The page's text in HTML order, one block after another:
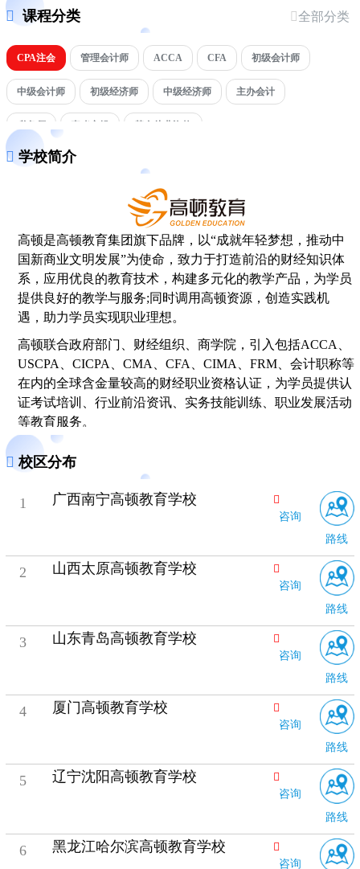
课程分类 全部分类
CPA注会 管理会计师 ACCA CFA 初级会计师
中级会计师 初级经济师 中级经济师 主办会计
税务师 真账实操 基金从业资格
学校简介
高顿是高顿教育集团旗下品牌，以“成就年轻梦想，推动中
国新商业文明发展”为使命，致力于打造前沿的财经知识体
系，应用优良的教育技术，构建多元化的教学产品，为学员
提供良好的教学与服务;同时调用高顿资源，创造实践机
遇，助力学员实现职业理想。
高顿联合政府部门、财经组织、商学院，引入包括ACCA、
USCPA、 CICPA CMA
、CFA、CIMA、FRM、会计职称等
在内的全球含金量较高的财经职业资格认证，为学员提供认
证考试培训、行业前沿资讯、实务技能训练、职业发展活动
等教育服务。
高顿创建财经职业认证研究院，摸索中
有深厚学术功底和丰富工作经验的全职讲师团队，采用科学
的教学方法，以确保教学品质;同时培养规模庞大的学员服
务团队，帮助学员保持较好的学习状态。“帮助学员很快获
取职业认证”是高顿的价值所在。
校区分布
1 广西南宁高顿教育学校
咨询
路线
2 山西太原高顿教育学校
咨询
路线
3 山东青岛高顿教育学校
咨询
路线
4 厦门高顿教育学校
咨询
路线
5 辽宁沈阳高顿教育学校
咨询
路线
6 黑龙江哈尔滨高顿教育学校
咨询